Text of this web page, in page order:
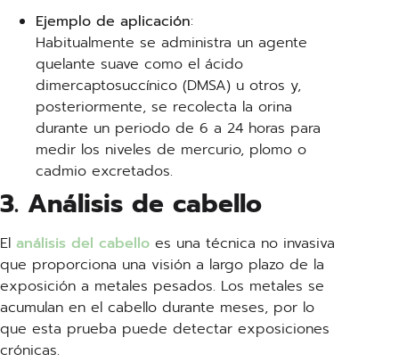
Ejemplo de aplicación:
Habitualmente se administra un agente
quelante suave como el ácido
dimercaptosuccínico (DMSA) u otros y,
posteriormente, se recolecta la orina
durante un periodo de 6 a 24 horas para
medir los niveles de mercurio, plomo o
cadmio excretados.
3. Análisis de cabello
El análisis del cabello es una técnica no invasiva
que proporciona una visión a largo plazo de la
exposición a metales pesados. Los metales se
acumulan en el cabello durante meses, por lo
que esta prueba puede detectar exposiciones
crónicas.